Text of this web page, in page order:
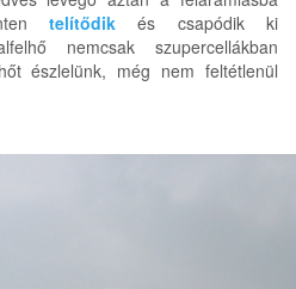
telítődik és csapódik ki
nemcsak szupercellákban
észlelünk, még nem feltétlenül